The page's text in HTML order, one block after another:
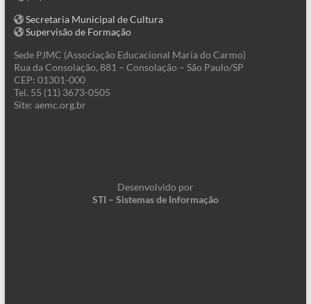
Secretaria Municipal de Cultura
Supervisão de Formação
Sede PJMC (Associação Educacional Maria do Carmo)
Rua da Consolação, 881 – Consolação – São Paulo/SP
CEP: 01301-000
Tel. 55 (11) 3673-0505
Site: aemc.org.br
Desenvolvido por
STI – Sistemas de Informação